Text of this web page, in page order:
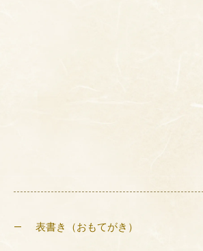
表書き（おもてがき）